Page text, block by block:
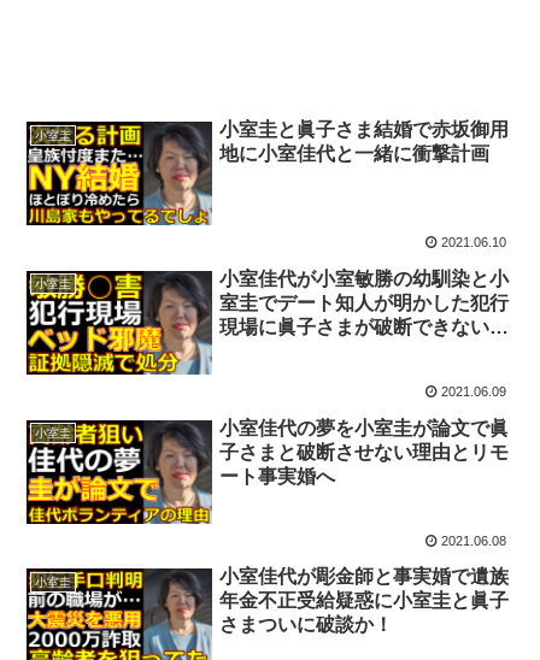
小室圭
小室圭と眞子さま結婚で赤坂御用
地に小室佳代と一緒に衝撃計画
2021.06.10
小室圭
小室佳代が小室敏勝の幼馴染と小
室圭でデート知人が明かした犯行
現場に眞子さまが破断できない衝
2021.06.09
小室圭
小室佳代の夢を小室圭が論文で眞
子さまと破断させない理由とリモ
ート事実婚へ
2021.06.08
小室圭
小室佳代が彫金師と事実婚で遺族
年金不正受給疑惑に小室圭と眞子
さまついに破談か！